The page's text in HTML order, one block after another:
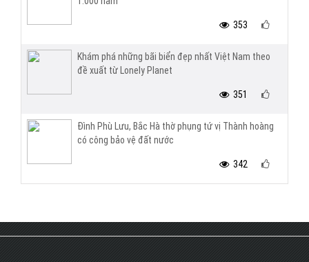
353
Khám phá những bãi biển đẹp nhất Việt Nam theo
đề xuất từ Lonely Planet
351
Đình Phù Lưu, Bắc Hà thờ phụng tứ vị Thành hoàng
có công bảo vệ đất nước
342